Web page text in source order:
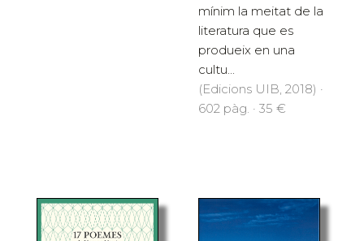
mínim la meitat de la
literatura que es
produeix en una
cultu...
(Edicions UIB, 2018) ·
602 pàg. · 35 €